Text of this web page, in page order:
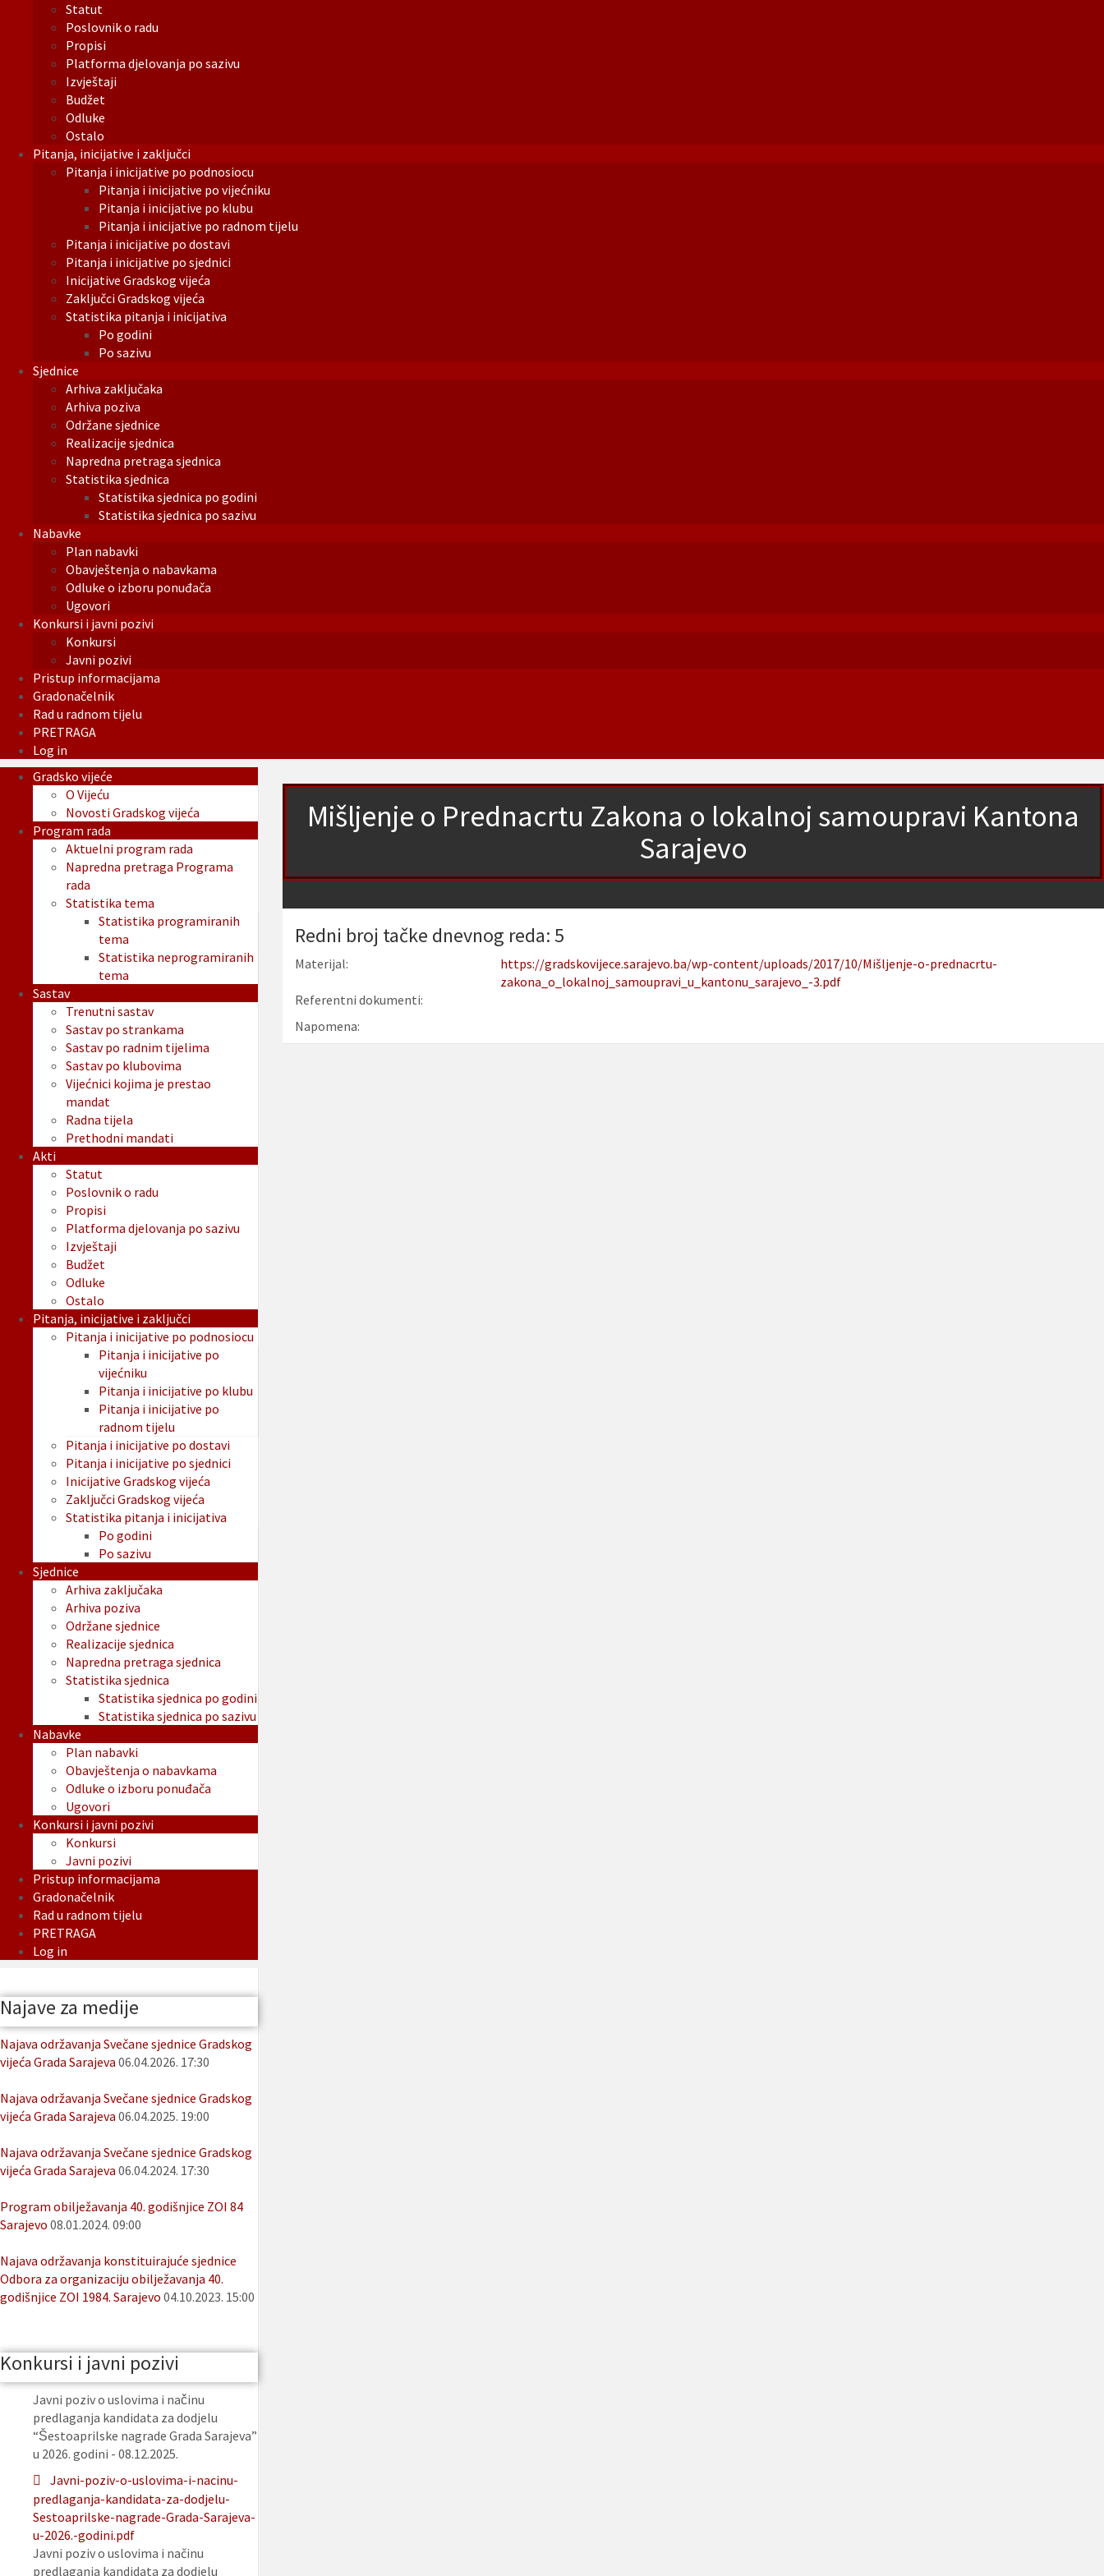
Statut
Poslovnik o radu
Propisi
Platforma djelovanja po sazivu
Izvještaji
Budžet
Odluke
Ostalo
Pitanja, inicijative i zaključci
Pitanja i inicijative po podnosiocu
Pitanja i inicijative po vijećniku
Pitanja i inicijative po klubu
Pitanja i inicijative po radnom tijelu
Pitanja i inicijative po dostavi
Pitanja i inicijative po sjednici
Inicijative Gradskog vijeća
Zaključci Gradskog vijeća
Statistika pitanja i inicijativa
Po godini
Po sazivu
Sjednice
Arhiva zaključaka
Arhiva poziva
Održane sjednice
Realizacije sjednica
Napredna pretraga sjednica
Statistika sjednica
Statistika sjednica po godini
Statistika sjednica po sazivu
Nabavke
Plan nabavki
Obavještenja o nabavkama
Odluke o izboru ponuđača
Ugovori
Konkursi i javni pozivi
Konkursi
Javni pozivi
Pristup informacijama
Gradonačelnik
Rad u radnom tijelu
PRETRAGA
Log in
Mišljenje o Prednacrtu Zakona o lokalnoj samoupravi Kantona
Sarajevo
Redni broj tačke dnevnog reda: 5
Materijal:
https://gradskovijece.sarajevo.ba/wp-content/uploads/2017/10/Mišljenje-o-prednacrtu-
zakona_o_lokalnoj_samoupravi_u_kantonu_sarajevo_-3.pdf
Referentni dokumenti:
Napomena:
Gradsko vijeće
O Vijeću
Novosti Gradskog vijeća
Program rada
Aktuelni program rada
Napredna pretraga Programa
rada
Statistika tema
Statistika programiranih
tema
Statistika neprogramiranih
tema
Sastav
Trenutni sastav
Sastav po strankama
Sastav po radnim tijelima
Sastav po klubovima
Vijećnici kojima je prestao
mandat
Radna tijela
Prethodni mandati
Akti
Statut
Poslovnik o radu
Propisi
Platforma djelovanja po sazivu
Izvještaji
Budžet
Odluke
Ostalo
Pitanja, inicijative i zaključci
Pitanja i inicijative po podnosiocu
Pitanja i inicijative po
vijećniku
Pitanja i inicijative po klubu
Pitanja i inicijative po
radnom tijelu
Pitanja i inicijative po dostavi
Pitanja i inicijative po sjednici
Inicijative Gradskog vijeća
Zaključci Gradskog vijeća
Statistika pitanja i inicijativa
Po godini
Po sazivu
Sjednice
Arhiva zaključaka
Arhiva poziva
Održane sjednice
Realizacije sjednica
Napredna pretraga sjednica
Statistika sjednica
Statistika sjednica po godini
Statistika sjednica po sazivu
Nabavke
Plan nabavki
Obavještenja o nabavkama
Odluke o izboru ponuđača
Ugovori
Konkursi i javni pozivi
Konkursi
Javni pozivi
Pristup informacijama
Gradonačelnik
Rad u radnom tijelu
PRETRAGA
Log in
Najave za medije
Najava održavanja Svečane sjednice Gradskog
vijeća Grada Sarajeva 06.04.2026. 17:30
Najava održavanja Svečane sjednice Gradskog
vijeća Grada Sarajeva 06.04.2025. 19:00
Najava održavanja Svečane sjednice Gradskog
vijeća Grada Sarajeva 06.04.2024. 17:30
Program obilježavanja 40. godišnjice ZOI 84
Sarajevo 08.01.2024. 09:00
Najava održavanja konstituirajuće sjednice
Odbora za organizaciju obilježavanja 40.
godišnjice ZOI 1984. Sarajevo 04.10.2023. 15:00
Konkursi i javni pozivi
Javni poziv o uslovima i načinu
predlaganja kandidata za dodjelu
“Šestoaprilske nagrade Grada Sarajeva”
u 2026. godini - 08.12.2025.
Javni-poziv-o-uslovima-i-nacinu-
predlaganja-kandidata-za-dodjelu-
Sestoaprilske-nagrade-Grada-Sarajeva-
u-2026.-godini.pdf
Javni poziv o uslovima i načinu
predlaganja kandidata za dodjelu